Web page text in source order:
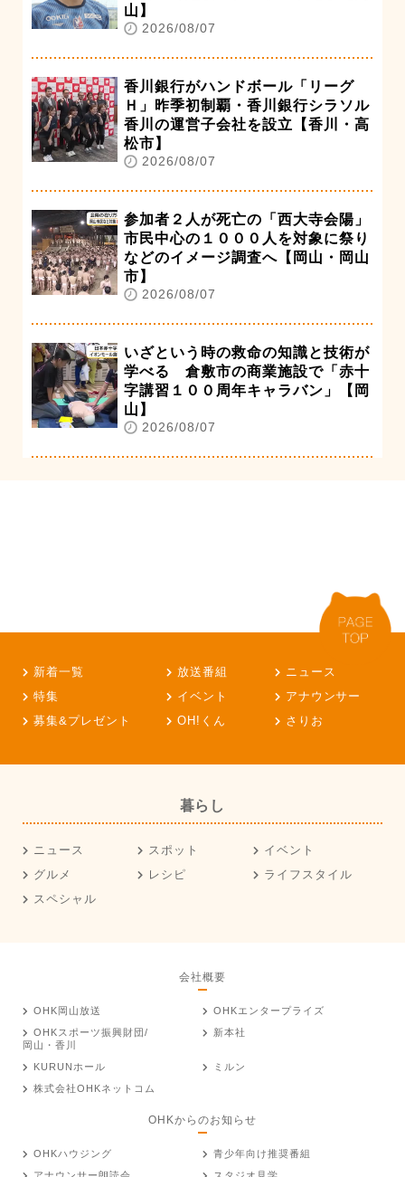
山】
2026/08/07
香川銀行がハンドボール「リーグ
Ｈ」昨季初制覇・香川銀行シラソル
香川の運営子会社を設立【香川・高
松市】
2026/08/07
参加者２人が死亡の「西大寺会陽」
市民中心の１０００人を対象に祭り
などのイメージ調査へ【岡山・岡山
市】
2026/08/07
いざという時の救命の知識と技術が
学べる 倉敷市の商業施設で「赤十
字講習１００周年キャラバン」【岡
山】
2026/08/07
新着一覧 放送番組
ニュース
特集
イベント
アナウンサー
募集&プレゼント
OH!くん さりお
暮らし
ニュース スポット
イベント
グルメ
レシピ
ライフスタイル
スペシャル
会社概要
OHK岡山放送
OHKエンタープライズ
OHKスポーツ振興財団/
岡山・香川
新本社
KURUNホール
ミルン
株式会社OHKネットコム
OHKからのお知らせ
OHKハウジング
青少年向け推奨番組